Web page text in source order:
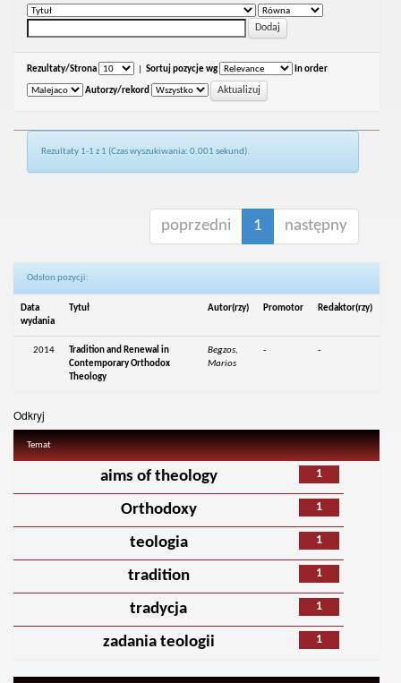
Rezultaty/Strona Sortuj pozycje wg In order
Autorzy/rekord
Rezultaty 1-1 z 1 (Czas wyszukiwania: 0.001 sekund).
poprzedni 1 następny
Odsłon pozycji:
Data
wydania
Tytuł Autor(rzy) Promotor Redaktor(rzy)
2014
Tradition and Renewal in
Contemporary Orthodox
Theology
Begzos,
Marios
- -
Odkryj
Temat
1
aims of theology
1
Orthodoxy
1
teologia
1
tradition
1
tradycja
1
zadania teologii